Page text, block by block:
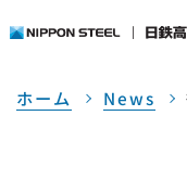
ホーム News